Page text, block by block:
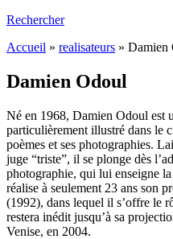
Rechercher
Accueil » realisateurs » Damien
Damien Odoul
Né en 1968, Damien Odoul est
particulièrement illustré dans le
poèmes et ses photographies.
juge “triste”, il se plonge dès
photographie, qui lui enseigne
réalise à seulement 23 ans son
(1992), dans lequel il s’offre le
restera inédit jusqu’à sa
Venise, en 2004.